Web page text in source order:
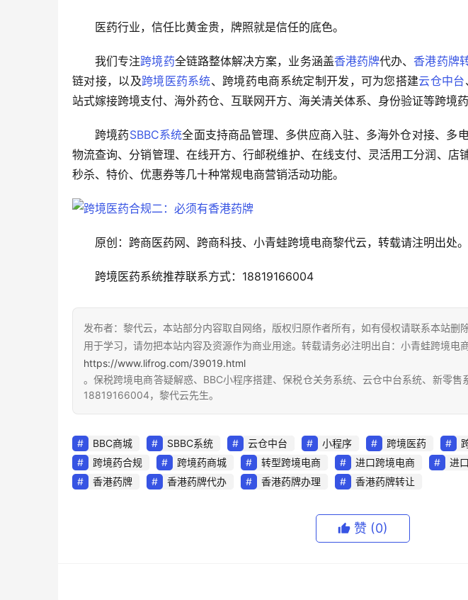
医药行业，信任比黄金贵，牌照就是信任的底色。
我们专注跨境药全链路整体解决方案，业务涵盖香港药牌代办、 香港药牌
链对接，以及跨境医药系统、跨境药电商系统定制开发，可为您搭建云仓中台
站式嫁接跨境支付、海外药仓、互联网开方、海关清关体系、身份验证等跨境药
跨境药SBBC系统全面支持商品管理、多供应商入驻、多海外仓对接、多
物流查询、分销管理、在线开方、行邮税维护、在线支付、灵活用工分润、店
秒杀、特价、优惠券等几十种常规电商营销活动功能。
原创：跨商医药网、跨商科技、小青蛙跨境电商黎代云，转载请注明出处。
跨境医药系统推荐联系方式：18819166004
发布者：黎代云，本站部分内容取自网络，版权归原作者所有，如有侵权请联系本站删
用于学习，请勿把本站内容及资源作为商业用途。转载请务必注明出自：小青蛙跨境电商
https://www.lifrog.com/39019.html
。保税跨境电商答疑解惑、BBC小程序搭建、保税仓关务系统、云仓中台系统、新零售
18819166004，黎代云先生。
BBC商城 SBBC系统 云仓中台 小程序 跨境医药
跨境药合规
跨境药商城 转型跨境电商 进口跨境电商 进
香港药牌
香港药牌代办 香港药牌办理 香港药牌转让
赞 (0)